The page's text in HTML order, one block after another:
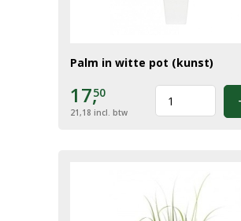
Palm in witte pot (kunst)
17,50
21,18 incl. btw